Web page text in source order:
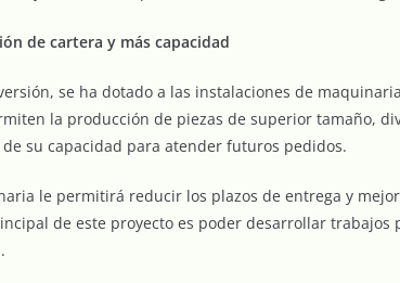
de cartera y más capacidad
se ha dotado a las instalaciones de
la producción de piezas de superior tamaño,
su capacidad para atender futuros pedidos.
le permitirá reducir los plazos de entrega y
de este proyecto es poder desarrollar trabajos